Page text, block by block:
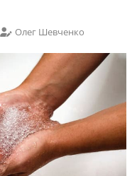
Олег Шевченко